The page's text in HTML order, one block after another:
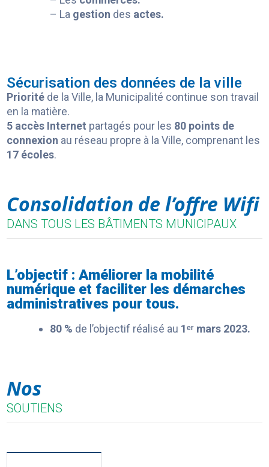
– La gestion des actes.
Sécurisation des données de la ville
Priorité de la Ville, la Municipalité continue son travail
en la matière.
5 accès Internet partagés pour les 80 points de
connexion au réseau propre à la Ville, comprenant les
17 écoles.
Consolidation de l’offre Wifi
DANS TOUS LES BÂTIMENTS MUNICIPAUX
L’objectif : Améliorer la mobilité
numérique et faciliter les démarches
administratives pour tous.
80 % de l’objectif réalisé au 1ᵉʳ mars 2023.
Nos
SOUTIENS